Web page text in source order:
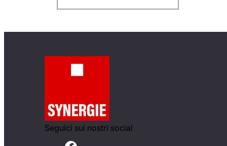
Seguici sui nostri social